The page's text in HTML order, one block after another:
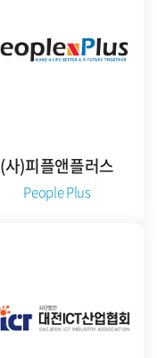
(사)피플앤플러스
People Plus